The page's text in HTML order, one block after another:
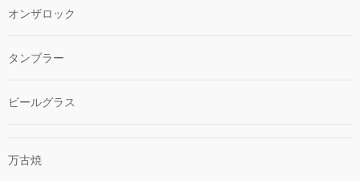
オンザロック
タンブラー
ビールグラス
万古焼